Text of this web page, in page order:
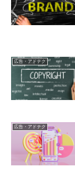
広告・アドテク
広告・アドテク